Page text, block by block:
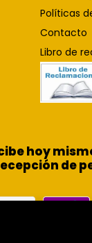
Políticas
Contacto
Libro de
hoy
de